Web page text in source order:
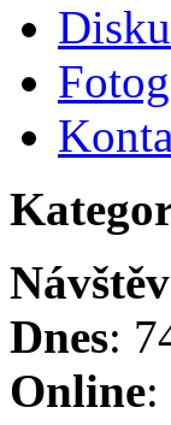
Návštěv
Dnes:
Online: